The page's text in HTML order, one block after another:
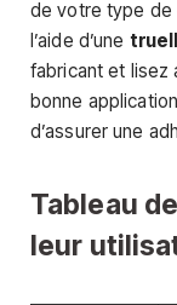
de votre type de
l’aide d’une
fabricant et lisez
bonne
d’assurer une
Tableau
leur